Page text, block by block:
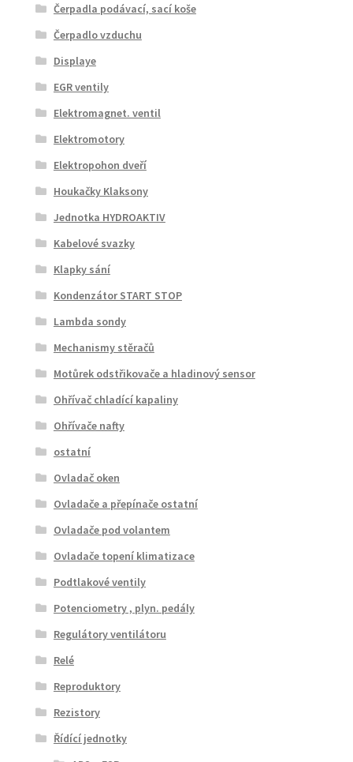
Čerpadla podávací, sací koše
Čerpadlo vzduchu
Displaye
EGR ventily
Elektromagnet. ventil
Elektromotory
Elektropohon dveří
Houkačky Klaksony
Jednotka HYDROAKTIV
Kabelové svazky
Klapky sání
Kondenzátor START STOP
Lambda sondy
Mechanismy stěračů
Motůrek odstřikovače a hladinový sensor
Ohřívač chladící kapaliny
Ohřívače nafty
ostatní
Ovladač oken
Ovladače a přepínače ostatní
Ovladače pod volantem
Ovladače topení klimatizace
Podtlakové ventily
Potenciometry , plyn. pedály
Regulátory ventilátoru
Relé
Reproduktory
Rezistory
Řídící jednotky